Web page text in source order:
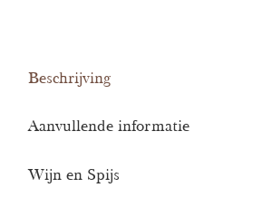
Beschrijving
Aanvullende informatie
Wijn en Spijs